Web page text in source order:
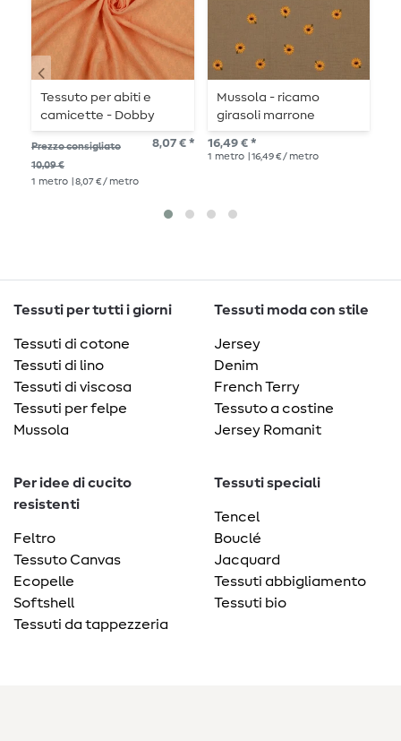
Tessuto per abiti e
camicette - Dobby
jacquard pied-de-
poule albicocca
Prezzo consigliato
10,09 €
8,07 € *
1 metro | 8,07 € / metro
Mussola - ricamo
girasoli marrone
16,49 € *
1 metro | 16,49 € / metro
Tessuti per tutti i giorni
Tessuti di cotone
Tessuti di lino
Tessuti di viscosa
Tessuti per felpe
Mussola
Tessuti moda con stile
Jersey
Denim
French Terry
Tessuto a costine
Jersey Romanit
Per idee di cucito
resistenti
Feltro
Tessuto Canvas
Ecopelle
Softshell
Tessuti da tappezzeria
Tessuti speciali
Tencel
Bouclé
Jacquard
Tessuti abbigliamento
Tessuti bio